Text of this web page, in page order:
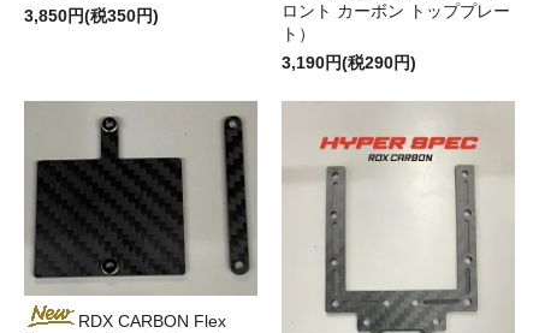
3,850円(税350円)
ロント カーボン トッププレー
ト）
3,190円(税290円)
RDX CARBON Flex